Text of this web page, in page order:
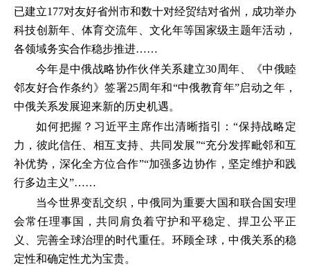
已建立177对友好省州市和数十对经贸结对省州，成功举办
科技创新年、体育交流年、文化年等国家级主题年活动，
各领域务实合作稳步推进……
今年是中俄战略协作伙伴关系建立30周年、《中俄睦
邻友好合作条约》签署25周年和“中俄教育年”启动之年，
中俄关系发展迎来新的历史机遇。
如何把握？习近平主席作出清晰指引：“保持战略定
力，彼此信任、相互支持、共同发展”“充分发挥毗邻和互
补优势，深化全方位合作”“加强多边协作，坚定维护和践
行多边主义”……
当今世界变乱交织，中俄同为重要大国和联合国安理
会常任理事国，共同肩负着守护和平稳定、捍卫公平正
义、完善全球治理的时代重任。环顾全球，中俄关系的稳
定性和确定性尤为宝贵。